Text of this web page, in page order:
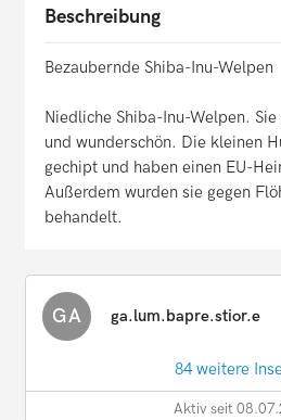
Beschreibung
Bezaubernde Shiba-Inu-Welpen
Niedliche Shiba-Inu-Welpen.
und wunderschön. Die kleinen
gechipt und haben einen EU-
Außerdem wurden sie gegen
behandelt.
GA ga.lum.bapre.stior.e
84 weitere
Aktiv seit